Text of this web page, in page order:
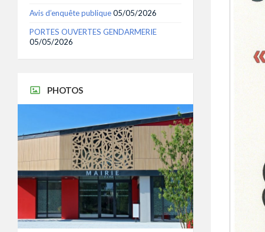
Avis d’enquête publique05/05/2026
PORTES OUVERTES GENDARMERIE
05/05/2026
PHOTOS